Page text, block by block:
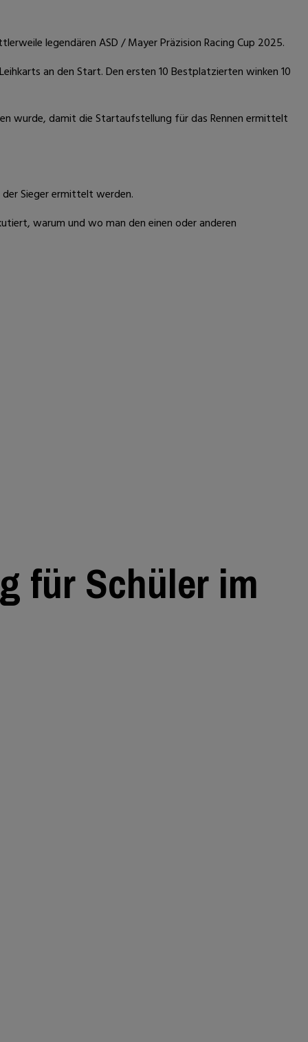
legendären ASD / Mayer Präzision Racing Cup 2025.
an den Start. Den ersten 10 Bestplatzierten winken 10
wurde, damit die Startaufstellung für das Rennen ermittelt
Sieger ermittelt werden.
warum und wo man den einen oder anderen
für Schüler im